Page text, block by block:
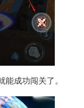
能成功闯关了。